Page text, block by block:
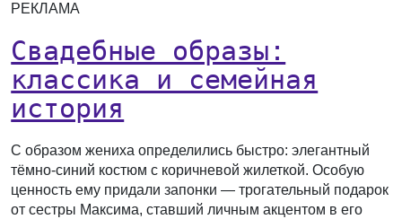
РЕКЛАМА
Свадебные образы:
классика и семейная
история
С образом жениха определились быстро: элегантный
тёмно-синий костюм с коричневой жилеткой. Особую
ценность ему придали запонки — трогательный подарок
от сестры Максима, ставший личным акцентом в его